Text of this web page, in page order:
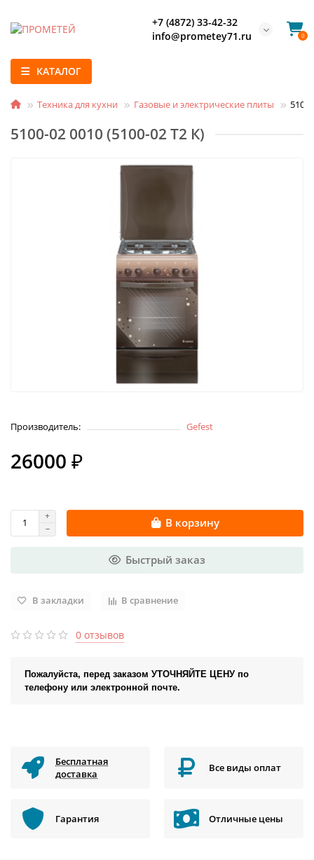
+7 (4872) 33-42-32
info@prometey71.ru
0
КАТАЛОГ
Техника для кухни Газовые и электрические плиты
5100-02 0010 (5100-02 Т2 К)
Производитель: Gefest
26000 ₽
В корзину
Быстрый заказ
В закладки В сравнение
0 отзывов
Пожалуйста, перед заказом УТОЧНЯЙТЕ ЦЕНУ по
телефону или электронной почте.
Бесплатная
доставка
Все виды оплат
Гарантия Отличные цены